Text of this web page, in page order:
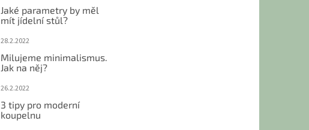
Jaké parametry by měl
mít jídelní stůl?
28.2.2022
Milujeme minimalismus.
Jak na něj?
26.2.2022
3 tipy pro moderní
koupelnu